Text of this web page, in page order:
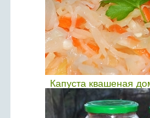
Капуста квашеная